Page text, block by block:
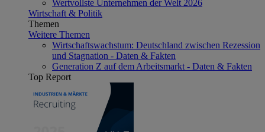
Wertvollste Unternehmen der Welt 2026
Wirtschaft & Politik
Themen
Weitere Themen
Wirtschaftswachstum: Deutschland zwischen Rezession
und Stagnation - Daten & Fakten
Generation Z auf dem Arbeitsmarkt - Daten & Fakten
Top Report